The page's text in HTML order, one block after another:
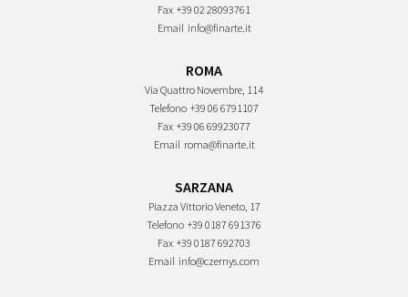
Fax +39 02 28093761
Email info@finarte.it
ROMA
Via Quattro Novembre, 114
Telefono +39 06 6791107
Fax +39 06 69923077
Email roma@finarte.it
SARZANA
Piazza Vittorio Veneto, 17
Telefono +39 0187 691376
Fax +39 0187 692703
Email info@czernys.com